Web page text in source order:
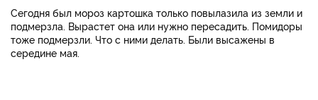
Сегодня был мороз картошка только повылазила из земли и
подмерзла. Вырастет она или нужно пересадить. Помидоры
тоже подмерзли. Что с ними делать. Были высажены в
середине мая.